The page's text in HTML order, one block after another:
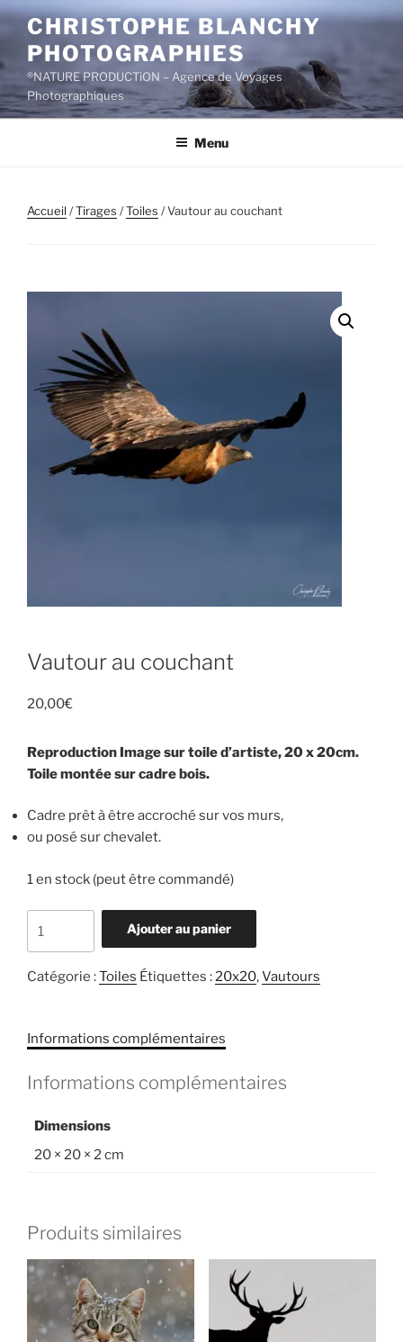
Aller
contenu
principal
CHRISTOPHE BLANCHY
PHOTOGRAPHIES
®NATURE PRODUCTiON – Agence de Voyages
Photographiques
Menu
Accueil/Tirages /Toiles / Vautour au couchant
Vautour au couchant
20,00€
Reproduction Image sur toile d’artiste, 20 x 20cm.
Toile montée sur cadre bois.
Cadre prêt à être accroché sur vos murs,
ou posé sur chevalet.
1 en stock (peut être commandé)
de
au
Ajouter au panier
Catégorie :Toiles Étiquettes :20x20,Vautours
Informations complémentaires
Informations complémentaires
Dimensions
20 × 20 × 2 cm
Produits similaires